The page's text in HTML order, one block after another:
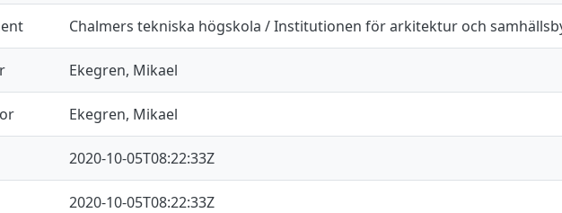
Chalmers tekniska högskola / Institutionen för arkitektur och
Ekegren, Mikael
Ekegren, Mikael
2020-10-05T08:22:33Z
2020-10-05T08:22:33Z